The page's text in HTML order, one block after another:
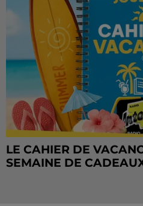
LE CAHIER DE
SEMAINE DE